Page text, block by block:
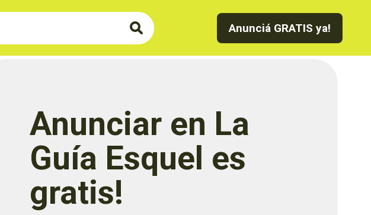
Anunciá GRATIS ya!
Anunciar en La
Guía Esquel es
gratis!